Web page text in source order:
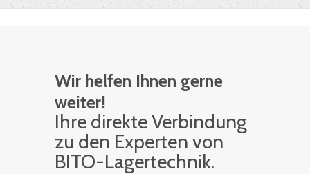
Wir helfen Ihnen gerne
weiter!
Ihre di­rek­te Ver­bin­dung
zu den Ex­per­ten von
BITO-La­ger­tech­nik.